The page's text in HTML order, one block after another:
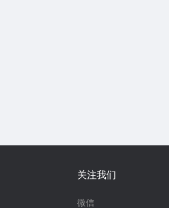
关注我们
微信